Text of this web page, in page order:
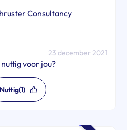
Consultancy
23 december 2021
voor jou?
Nuttig(1)